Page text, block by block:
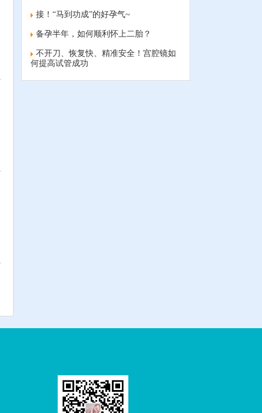
接！“马到功成”的好孕气~
备孕半年，如何顺利怀上二胎？
不开刀、恢复快、精准安全！宫腔镜如
何提高试管成功